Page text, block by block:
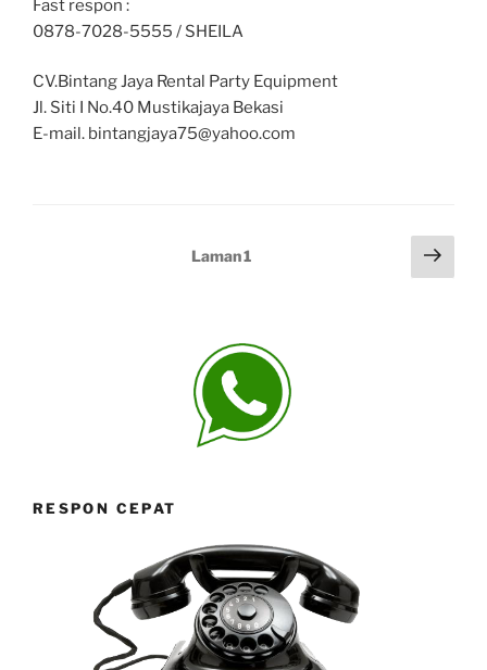
Fast respon :
0878-7028-5555 / SHEILA
CV.Bintang Jaya Rental Party Equipment
Jl. Siti I No.40 Mustikajaya Bekasi
E-mail. bintangjaya75@yahoo.com
Laman1
RESPON CEPAT